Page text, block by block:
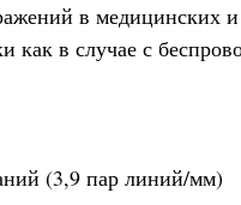
в медицинских
как в случае с
(3,9 пар линий/мм)